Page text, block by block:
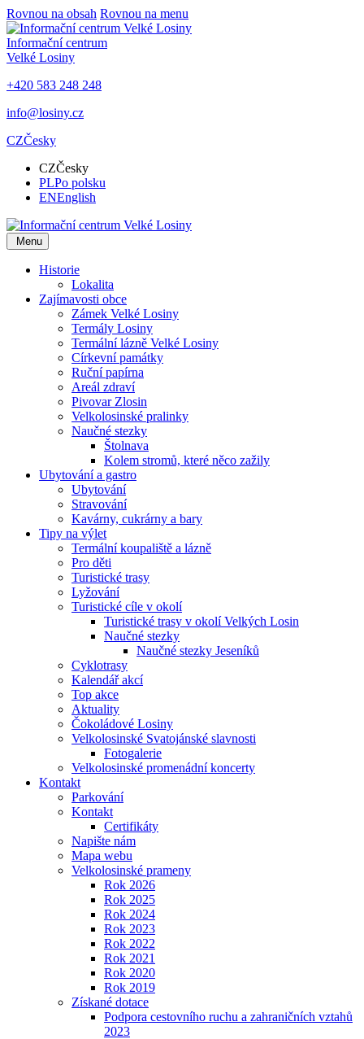
Rovnou na obsah Rovnou na menu
Informační centrum
Velké Losiny
+420 583 248 248
info@losiny.cz
CZČesky
CZČesky
PLPo polsku
ENEnglish
Menu
Historie
Lokalita
Zajímavosti obce
Zámek Velké Losiny
Termály Losiny
Termální lázně Velké Losiny
Církevní památky
Ruční papírna
Areál zdraví
Pivovar Zlosin
Velkolosinské pralinky
Naučné stezky
Štolnava
Kolem stromů, které něco zažily
Ubytování a gastro
Ubytování
Stravování
Kavárny, cukrárny a bary
Tipy na výlet
Termální koupaliště a lázně
Pro děti
Turistické trasy
Lyžování
Turistické cíle v okolí
Turistické trasy v okolí Velkých Losin
Naučné stezky
Naučné stezky Jeseníků
Cyklotrasy
Kalendář akcí
Top akce
Aktuality
Čokoládové Losiny
Velkolosinské Svatojánské slavnosti
Fotogalerie
Velkolosinské promenádní koncerty
Kontakt
Parkování
Kontakt
Certifikáty
Napište nám
Mapa webu
Velkolosinské prameny
Rok 2026
Rok 2025
Rok 2024
Rok 2023
Rok 2022
Rok 2021
Rok 2020
Rok 2019
Získané dotace
Podpora cestovního ruchu a zahraničních vztahů
2023